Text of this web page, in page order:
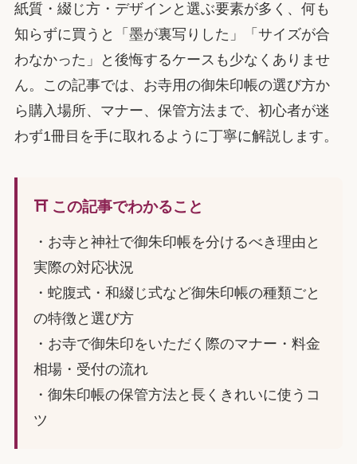
紙質・綴じ方・デザインと選ぶ要素が多く、何も
知らずに買うと「墨が裏写りした」「サイズが合
わなかった」と後悔するケースも少なくありませ
ん。この記事では、お寺用の御朱印帳の選び方か
ら購入場所、マナー、保管方法まで、初心者が迷
わず1冊目を手に取れるように丁寧に解説します。
⛩️ この記事でわかること
・お寺と神社で御朱印帳を分けるべき理由と
実際の対応状況
・蛇腹式・和綴じ式など御朱印帳の種類ごと
の特徴と選び方
・お寺で御朱印をいただく際のマナー・料金
相場・受付の流れ
・御朱印帳の保管方法と長くきれいに使うコ
ツ